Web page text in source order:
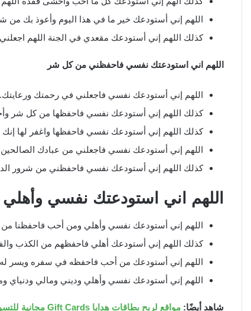
اللهم إني أستودعك خير ما في هذا اليوم وأعوذ بك من
كذلك اللهم إني أستودعك مقعدي في الجنة اللهم
اللهم اني استودعتك نفسي فاحفظني من كل شر
اللهم إني أستودعك نفسي فاجعلني في رحمتك ورعايتك.
كذلك اللهم إني أستودعك نفسي فاحفظها من كل شر
كذلك اللهم إني أستودعك نفسي فاحفظها واغفر لها إنك
اللهم إني أستودعك نفسي فاجعلني من عبادك
كذلك اللهم إني أستودعك نفسي فاحفظني من شرور
اللهم اني استودعتك نفسي
اللهم إني أستودعك نفسي وأهلي ومن أحب فاحفظنا
كذلك اللهم إني أستودعك أهلي فاحفظهم من الكذب
اللهم إني أستودعك من أحب فاحفظه في سفره ويسر
اللهم إني أستودعك نفسي وأهلي وديني ومالي ودنياي
شاهد أيضًا: مواقع لربح بطاقات هدايا Gift Cards مجانية للتسوق